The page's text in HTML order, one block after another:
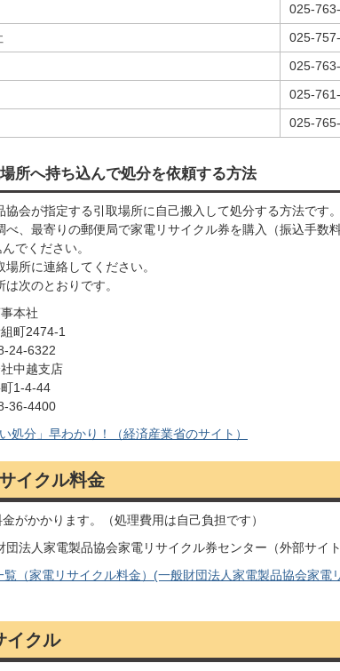
025-
025-
025-
025-
025-
所へ持ち込んで処分を依頼する方法
会が指定する引取場所に自己搬入して処分する方法です。
べ、最寄りの郵便局で家電リサイクル券を購入（振込手数
でください。
所に連絡してください。
次のとおりです。
本社
町2474-1
24-6322
中越支店
1-4-44
36-4400
処分」早わかり！（経済産業省のサイト）
イクル料金
がかかります。（処理費用は自己負担です）
法人家電製品協会家電リサイクル券センター（外部サイ
覧（家電リサイクル料金）(一般財団法人家電製品協会家電
イクル